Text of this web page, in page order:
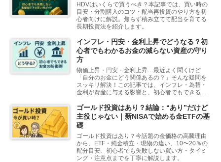
HDVはいくらで買うべき？本記事では、買い時の
目安・分割購入のコツ・配当再投資のやり方を初
心者向けに解説。焦らず積み立てて配当を育てる
長期投資法を紹介します。
インフレ・円安・金利上昇でどうなる？初
心者でもわかるお金の減らない資産の守り
方
物価上昇・円安・金利上昇…最近よく聞くけど
「自分のお金にどう関係あるの？」そんな疑問を
スッキリ解決！この記事では、インフレ・為替・
金利が資産に与える影響と、初心者でもできる
す。
ゴールド投資はあり？結論：“あり”だけど
主役じゃない｜新NISAで始める金ETFの基
礎
ゴールド投資はあり？今話題の金価格の高騰理由
から、ETF・純金積立・現物の違い、10〜20％の
配分目安、初心者でも失敗しない買い方・タイミ
ング・注意点までを丁寧に解説します。